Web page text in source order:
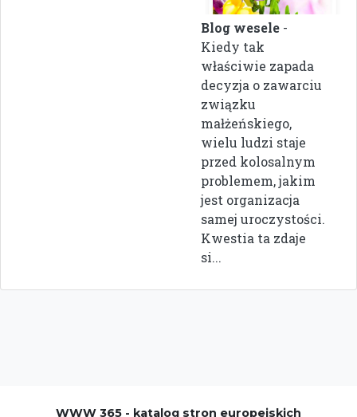
Blog wesele -
Kiedy tak
właściwie zapada
decyzja o zawarciu
związku
małżeńskiego,
wielu ludzi staje
przed kolosalnym
problemem, jakim
jest organizacja
samej uroczystości.
Kwestia ta zdaje
si...
WWW 365 - katalog stron europejskich